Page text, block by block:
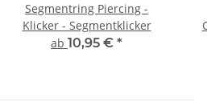
Segmentring Piercing -
Klicker - Segmentklicker
ab 10,95 € *